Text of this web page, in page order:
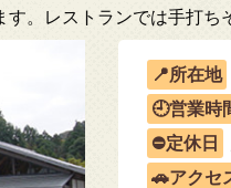
。レストランでは手打ち